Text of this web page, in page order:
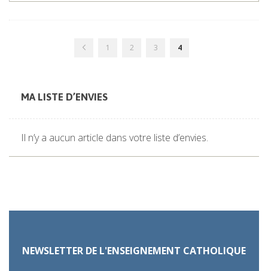
PagePrécédent
Page
1 Page
2 Page
3
Vous
lisez
4
MA LISTE D’ENVIES
Il n’y a aucun article dans votre liste d’envies.
NEWSLETTER DE L'ENSEIGNEMENT CATHOLIQUE